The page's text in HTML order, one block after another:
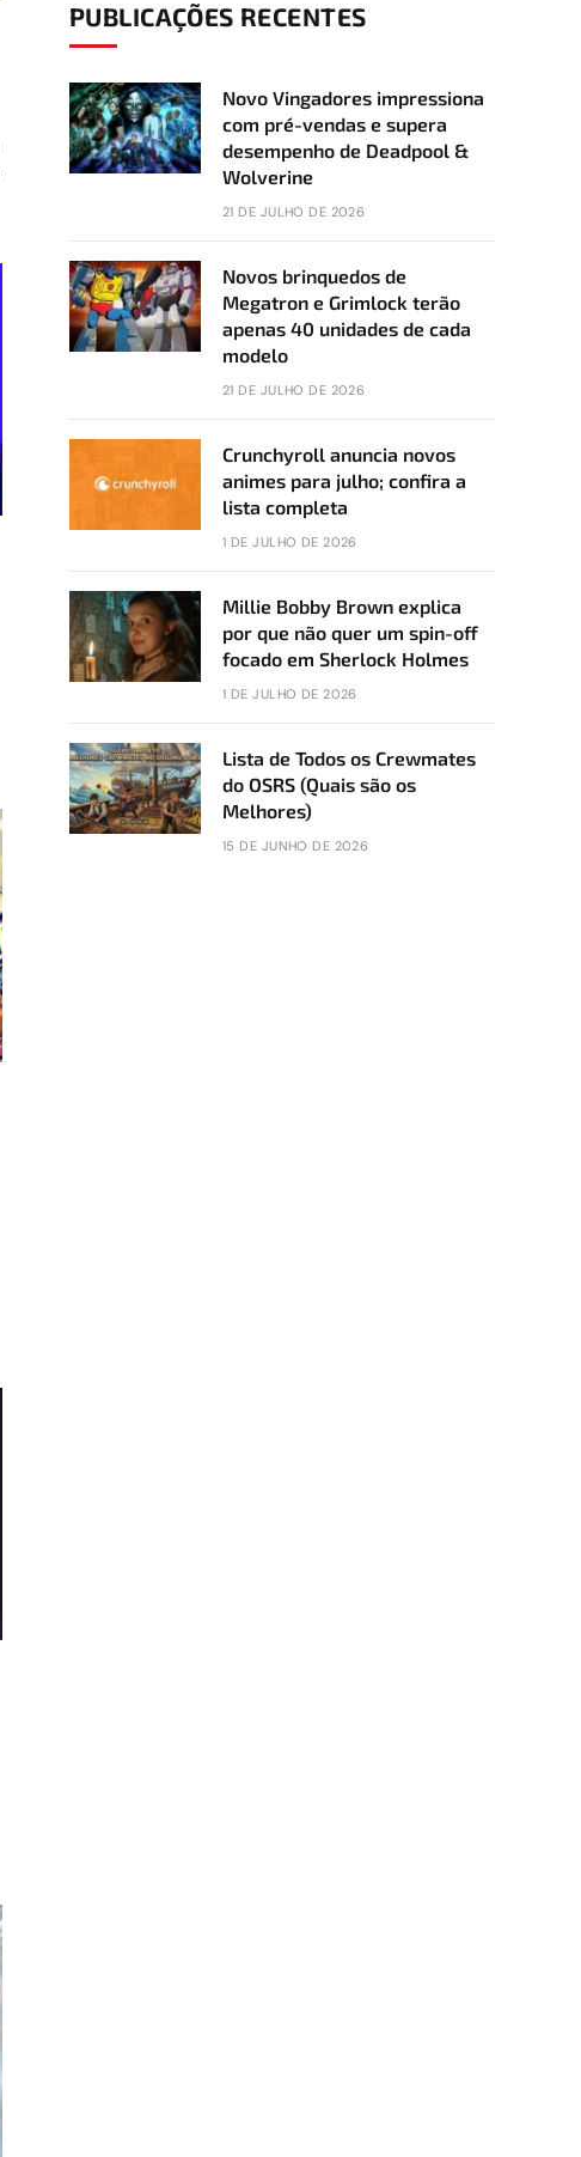
PUBLICAÇÕES RECENTES
Novo Vingadores impressiona
com pré-vendas e supera
desempenho de Deadpool &
Wolverine
21 DE JULHO DE 2026
Novos brinquedos de
Megatron e Grimlock terão
apenas 40 unidades de cada
modelo
21 DE JULHO DE 2026
Crunchyroll anuncia novos
animes para julho; confira a
lista completa
1 DE JULHO DE 2026
Millie Bobby Brown explica
por que não quer um spin-off
focado em Sherlock Holmes
1 DE JULHO DE 2026
Lista de Todos os Crewmates
do OSRS (Quais são os
Melhores)
15 DE JUNHO DE 2026